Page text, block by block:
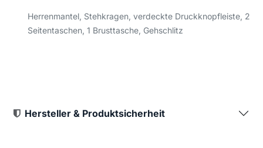
Herrenmantel, Stehkragen, verdeckte Druckknopfleiste, 2
Seitentaschen, 1 Brusttasche, Gehschlitz
Hersteller & Produktsicherheit